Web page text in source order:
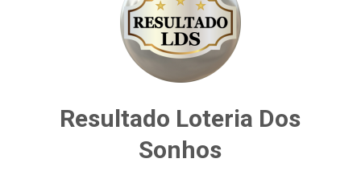
Resultado Loteria Dos
Sonhos